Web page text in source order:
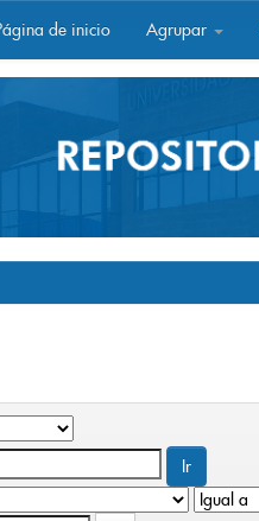
de inicio Agrupar